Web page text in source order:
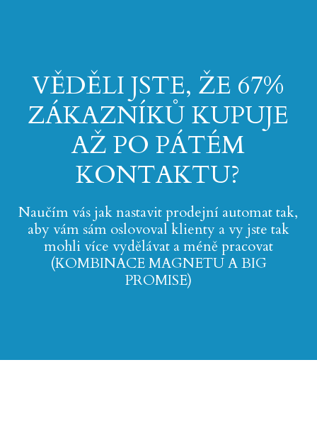
VĚDĚLI JSTE, ŽE 67%
ZÁKAZNÍKŮ KUPUJE
AŽ PO PÁTÉM
KONTAKTU?
Naučím vás jak nastavit prodejní automat tak,
aby vám sám oslovoval klienty a vy jste tak
mohli více vydělávat a méně pracovat
(KOMBINACE MAGNETU A BIG
PROMISE)